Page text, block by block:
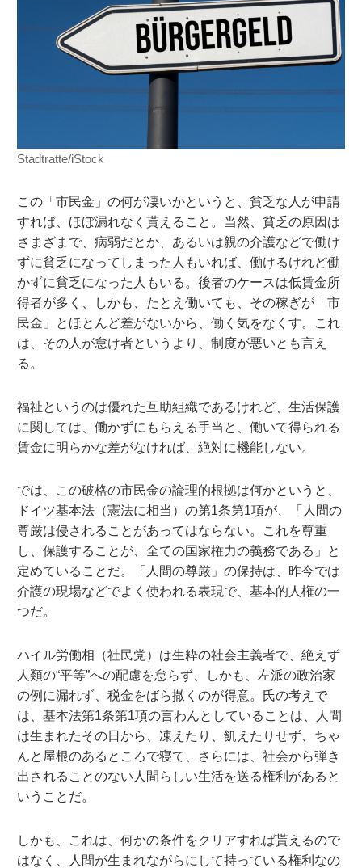
Stadtratte/iStock
この「市民金」の何が凄いかというと、貧乏な人が申請
すれば、ほぼ漏れなく貰えること。当然、貧乏の原因は
さまざまで、病弱だとか、あるいは親の介護などで働け
ずに貧乏になってしまった人もいれば、働けるけれど働
かずに貧乏になった人もいる。後者のケースは低賃金所
得者が多く、しかも、たとえ働いても、その稼ぎが「市
民金」とほとんど差がないから、働く気をなくす。これ
は、その人が怠け者というより、制度が悪いとも言え
る。
福祉というのは優れた互助組織であるけれど、生活保護
に関しては、働かずにもらえる手当と、働いて得られる
賃金に明らかな差がなければ、絶対に機能しない。
では、この破格の市民金の論理的根拠は何かというと、
ドイツ基本法（憲法に相当）の第1条第1項が、「人間の
尊厳は侵されることがあってはならない。これを尊重
し、保護することが、全ての国家権力の義務である」と
定めていることだ。「人間の尊厳」の保持は、昨今では
介護の現場などでよく使われる表現で、基本的人権の一
つだ。
ハイル労働相（社民党）は生粋の社会主義者で、絶えず
人類の“平等”への配慮を怠らず、しかも、左派の政治家
の例に漏れず、税金をばら撒くのが得意。氏の考えで
は、基本法第1条第1項の言わんとしていることは、人間
は生まれたその日から、凍えたり、飢えたりせず、ちゃ
んと屋根のあるところで寝て、さらには、社会から弾き
出されることのない人間らしい生活を送る権利があると
いうことだ。
しかも、これは、何かの条件をクリアすれば貰えるので
はなく、人間が生まれながらにして持っている権利なの